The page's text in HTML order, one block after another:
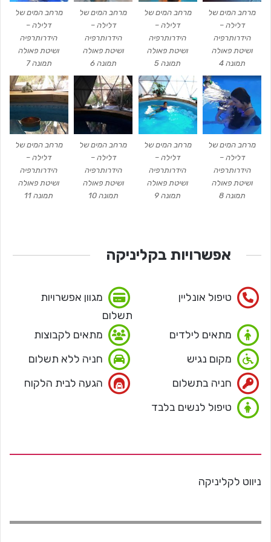
מרחב המים של
דלילה –
הידרותרפיה
ושיטת פאולה
תמונה 4
מרחב המים של
דלילה –
הידרותרפיה
ושיטת פאולה
תמונה 5
מרחב המים של
דלילה –
הידרותרפיה
ושיטת פאולה
תמונה 6
מרחב המים של
דלילה –
הידרותרפיה
ושיטת פאולה
תמונה 7
מרחב המים של
דלילה –
הידרותרפיה
ושיטת פאולה
תמונה 8
מרחב המים של
דלילה –
הידרותרפיה
ושיטת פאולה
תמונה 9
מרחב המים של
דלילה –
הידרותרפיה
ושיטת פאולה
תמונה 10
מרחב המים של
דלילה –
הידרותרפיה
ושיטת פאולה
תמונה 11
אפשרויות בקליניקה
טיפול אונליין
מגוון אפשרויות
תשלום
מתאים לילדים
מתאים לקבוצות
מקום נגיש
חניה ללא תשלום
חניה בתשלום
הגעה לבית הלקוח
טיפול לנשים בלבד
ניווט לקליניקה